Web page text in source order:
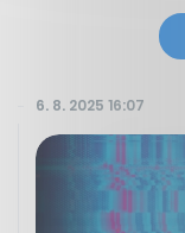
6. 8. 2025 16:07